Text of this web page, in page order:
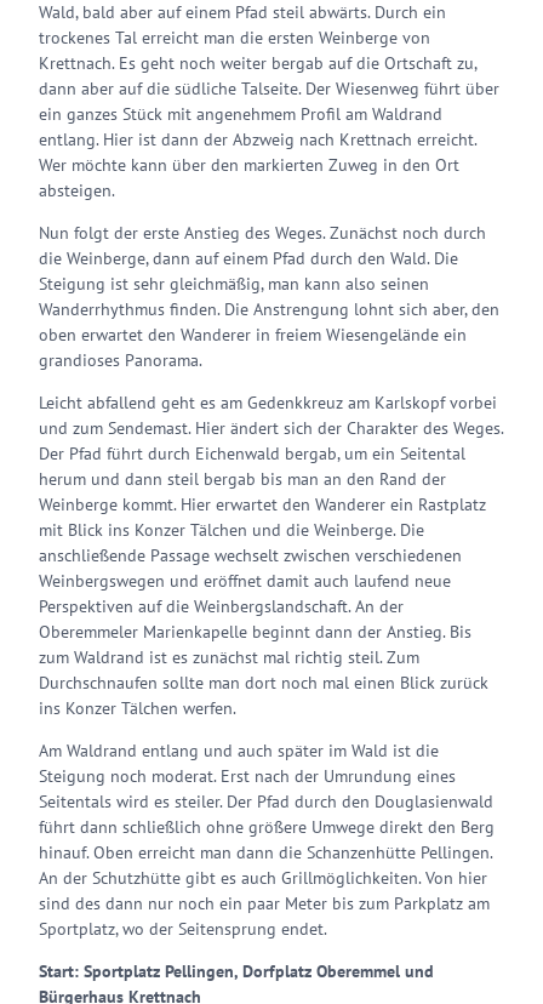
Wald, bald aber auf einem Pfad steil abwärts. Durch ein
trockenes Tal erreicht man die ersten Weinberge von
Krettnach. Es geht noch weiter bergab auf die Ortschaft zu,
dann aber auf die südliche Talseite. Der Wiesenweg führt über
ein ganzes Stück mit angenehmem Profil am Waldrand
entlang. Hier ist dann der Abzweig nach Krettnach erreicht.
Wer möchte kann über den markierten Zuweg in den Ort
absteigen.
Nun folgt der erste Anstieg des Weges. Zunächst noch durch
die Weinberge, dann auf einem Pfad durch den Wald. Die
Steigung ist sehr gleichmäßig, man kann also seinen
Wanderrhythmus finden. Die Anstrengung lohnt sich aber, den
oben erwartet den Wanderer in freiem Wiesengelände ein
grandioses Panorama.
Leicht abfallend geht es am Gedenkkreuz am Karlskopf vorbei
und zum Sendemast. Hier ändert sich der Charakter des Weges.
Der Pfad führt durch Eichenwald bergab, um ein Seitental
herum und dann steil bergab bis man an den Rand der
Weinberge kommt. Hier erwartet den Wanderer ein Rastplatz
mit Blick ins Konzer Tälchen und die Weinberge. Die
anschließende Passage wechselt zwischen verschiedenen
Weinbergswegen und eröffnet damit auch laufend neue
Perspektiven auf die Weinbergslandschaft. An der
Oberemmeler Marienkapelle beginnt dann der Anstieg. Bis
zum Waldrand ist es zunächst mal richtig steil. Zum
Durchschnaufen sollte man dort noch mal einen Blick zurück
ins Konzer Tälchen werfen.
Am Waldrand entlang und auch später im Wald ist die
Steigung noch moderat. Erst nach der Umrundung eines
Seitentals wird es steiler. Der Pfad durch den Douglasienwald
führt dann schließlich ohne größere Umwege direkt den Berg
hinauf. Oben erreicht man dann die Schanzenhütte Pellingen.
An der Schutzhütte gibt es auch Grillmöglichkeiten. Von hier
sind des dann nur noch ein paar Meter bis zum Parkplatz am
Sportplatz, wo der Seitensprung endet.
Start: Sportplatz Pellingen, Dorfplatz Oberemmel und
Bürgerhaus Krettnach